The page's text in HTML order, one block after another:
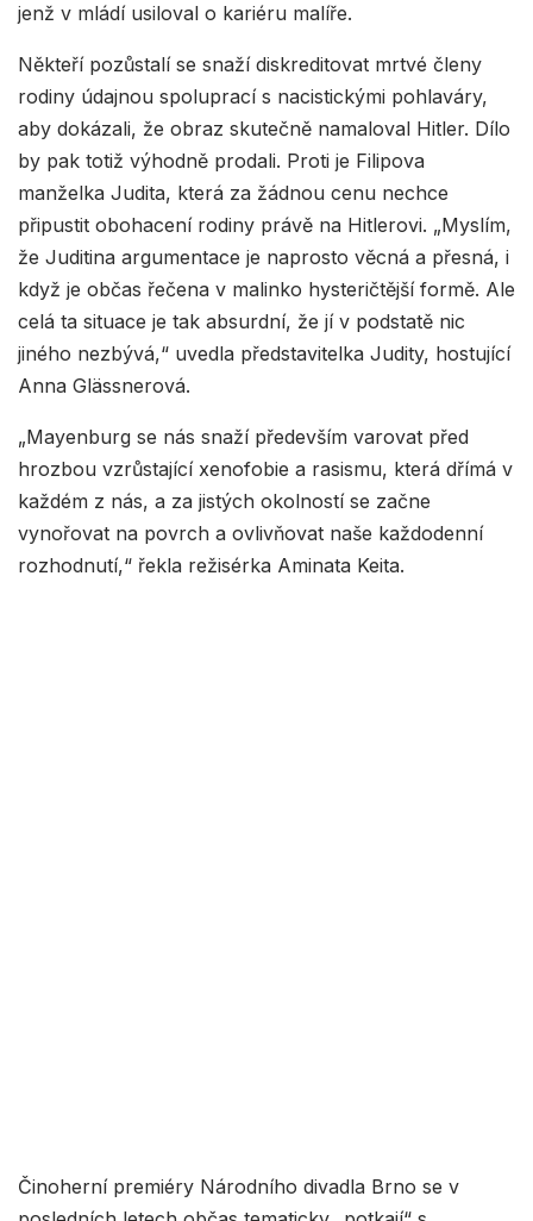
jenž v mládí usiloval o kariéru malíře.
Někteří pozůstalí se snaží diskreditovat mrtvé členy
rodiny údajnou spoluprací s nacistickými pohlaváry,
aby dokázali, že obraz skutečně namaloval Hitler. Dílo
by pak totiž výhodně prodali. Proti je Filipova
manželka Judita, která za žádnou cenu nechce
připustit obohacení rodiny právě na Hitlerovi. „Myslím,
že Juditina argumentace je naprosto věcná a přesná, i
když je občas řečena v malinko hysteričtější formě. Ale
celá ta situace je tak absurdní, že jí v podstatě nic
jiného nezbývá,“ uvedla představitelka Judity, hostující
Anna Glässnerová.
„Mayenburg se nás snaží především varovat před
hrozbou vzrůstající xenofobie a rasismu, která dřímá v
každém z nás, a za jistých okolností se začne
vynořovat na povrch a ovlivňovat naše každodenní
rozhodnutí,“ řekla režisérka Aminata Keita.
Činoherní premiéry Národního divadla Brno se v